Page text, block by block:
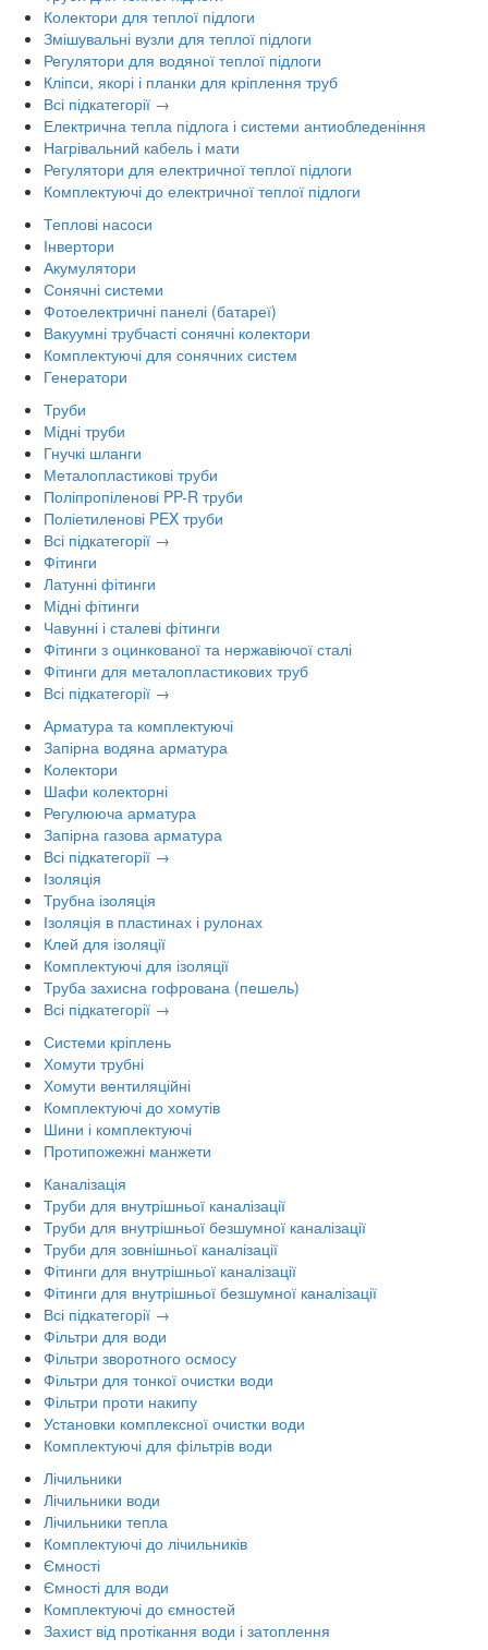
Колектори для теплої підлоги
Змішувальні вузли для теплої підлоги
Регулятори для водяної теплої підлоги
Кліпси, якорі і планки для кріплення труб
Всі підкатегорії →
Електрична тепла підлога і системи антиобледеніння
Нагрівальний кабель і мати
Регулятори для електричної теплої підлоги
Комплектуючі до електричної теплої підлоги
Теплові насоси
Інвертори
Акумулятори
Сонячні системи
Фотоелектричні панелі (батареї)
Вакуумні трубчасті сонячні колектори
Комплектуючі для сонячних систем
Генератори
Труби
Мідні труби
Гнучкі шланги
Металопластикові труби
Поліпропіленові PP-R труби
Поліетиленові PEX труби
Всі підкатегорії →
Фітинги
Латунні фітинги
Мідні фітинги
Чавунні і сталеві фітинги
Фітинги з оцинкованої та нержавіючої сталі
Фітинги для металопластикових труб
Всі підкатегорії →
Арматура та комплектуючі
Запірна водяна арматура
Колектори
Шафи колекторні
Регулююча арматура
Запірна газова арматура
Всі підкатегорії →
Ізоляція
Трубна ізоляція
Ізоляція в пластинах і рулонах
Клей для ізоляції
Комплектуючі для ізоляції
Труба захисна гофрована (пешель)
Всі підкатегорії →
Системи кріплень
Хомути трубні
Хомути вентиляційні
Комплектуючі до хомутів
Шини і комплектуючі
Протипожежні манжети
Каналізація
Труби для внутрішньої каналізації
Труби для внутрішньої безшумної каналізації
Труби для зовнішньої каналізації
Фітинги для внутрішньої каналізації
Фітинги для внутрішньої безшумної каналізації
Всі підкатегорії →
Фільтри для води
Фільтри зворотного осмосу
Фільтри для тонкої очистки води
Фільтри проти накипу
Установки комплексної очистки води
Комплектуючі для фільтрів води
Лічильники
Лічильники води
Лічильники тепла
Комплектуючі до лічильників
Ємності
Ємності для води
Комплектуючі до ємностей
Захист від протікання води і затоплення